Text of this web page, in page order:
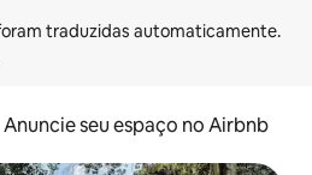
Anuncie seu espaço no Airbnb